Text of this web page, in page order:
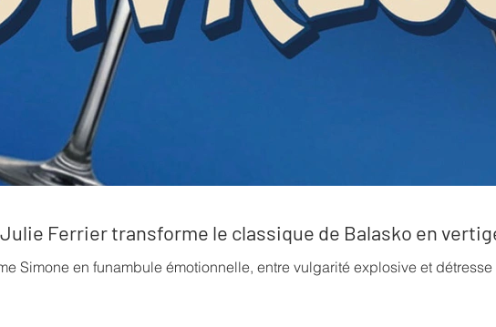
Julie Ferrier transforme le classique de Balasko en
Simone en funambule émotionnelle, entre vulgarité explosive et